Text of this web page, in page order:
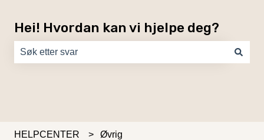
Hei! Hvordan kan vi hjelpe deg?
HELPCENTER Øvrig